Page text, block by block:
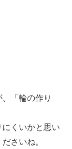
「輪の作り
くいかと思い
さいね。